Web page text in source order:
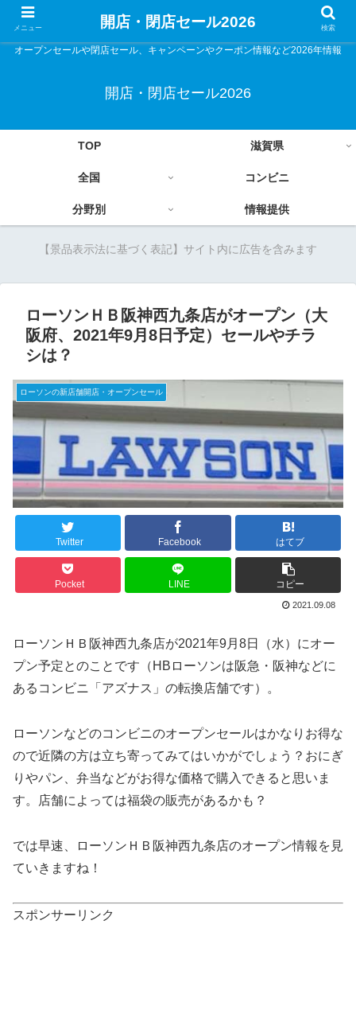
オープンセールや閉店セール、キャンペーンやクーポン情報など2026年情報
開店・閉店セール2026
TOP 滋賀県
全国 コンビニ
分野別 情報提供
【景品表示法に基づく表記】サイト内に広告を含みます
ローソンＨＢ阪神西九条店がオープン（大
阪府、2021年9月8日予定）セールやチラ
シは？
ローソンの新店舗開店・オープンセール
Twitter Facebook はてブ
Pocket LINE コピー
2021.09.08
ローソンＨＢ阪神西九条店が2021年9月8日（水）にオー
プン予定とのことです（HBローソンは阪急・阪神などに
あるコンビニ「アズナス」の転換店舗です）。
ローソンなどのコンビニのオープンセールはかなりお得な
ので近隣の方は立ち寄ってみてはいかがでしょう？おにぎ
りやパン、弁当などがお得な価格で購入できると思いま
す。店舗によっては福袋の販売があるかも？
では早速、ローソンＨＢ阪神西九条店のオープン情報を見
ていきますね！
スポンサーリンク
メニュー 開店・閉店セール2026 検索